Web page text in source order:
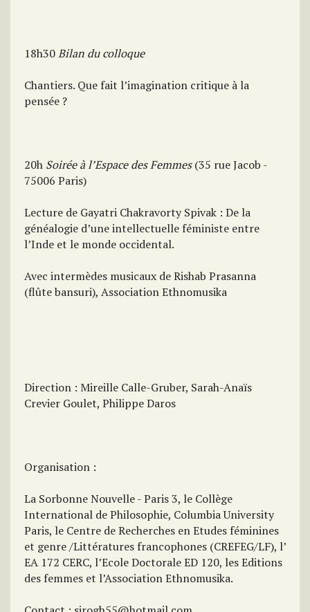
18h30Bilan du colloque
Chantiers. Que fait l’imagination critique à la
pensée ?
20h Soirée à l’Espace des Femmes(35 rue Jacob -
75006 Paris)
Lecture de Gayatri Chakravorty Spivak : De la
généalogie d’une intellectuelle féministe entre
l’Inde et le monde occidental.
Avec intermèdes musicaux de Rishab Prasanna
(flûte bansuri), Association Ethnomusika
Direction : Mireille Calle-Gruber, Sarah-Anaïs
Crevier Goulet, Philippe Daros
Organisation :
La Sorbonne Nouvelle - Paris 3, le Collège
International de Philosophie, Columbia University
Paris, le Centre de Recherches en Etudes féminines
et genre /Littératures francophones (CREFEG/LF), l’
EA 172 CERC, l’Ecole Doctorale ED 120, les Editions
des femmes et l’Association Ethnomusika.